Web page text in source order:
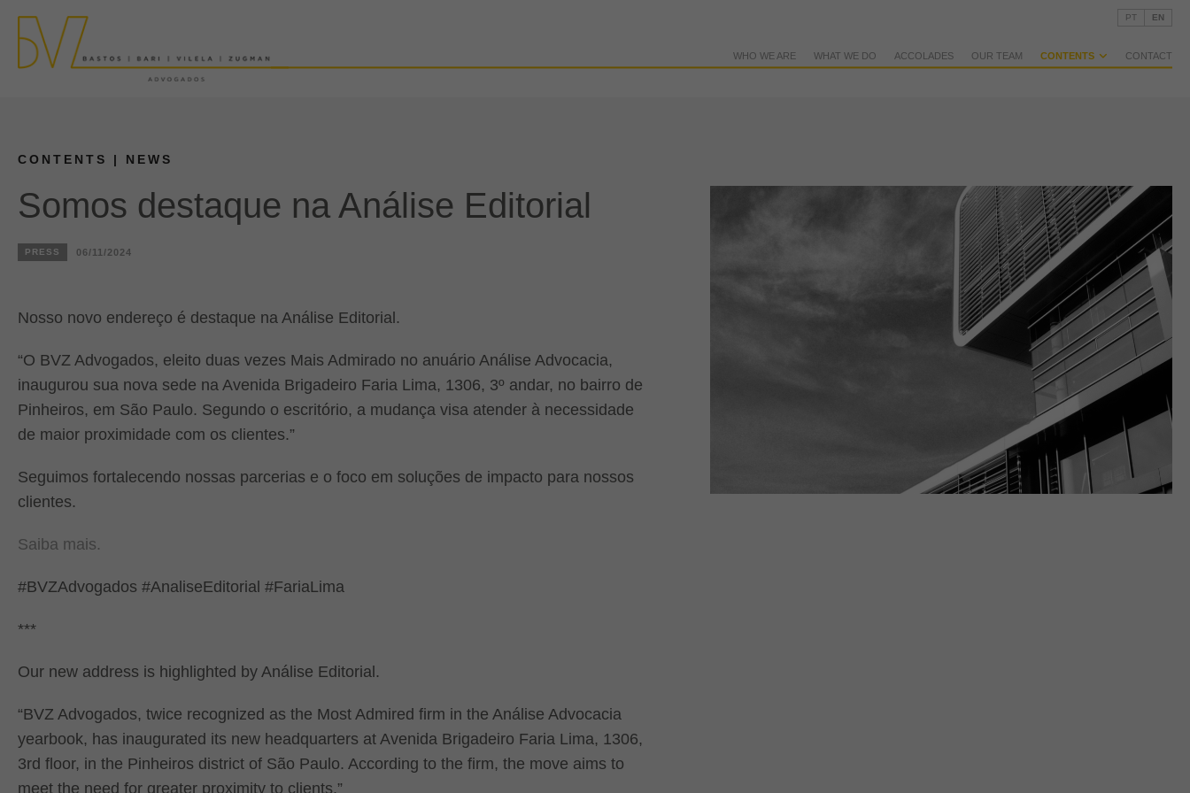
WHO WE ARE WHAT WE DO ACCOLADES OUR TEAM CONTENTS CONTACT
PT EN
CONTENTS | NEWS
Somos destaque na Análise Editorial
PRESS 06/11/2024
Nosso novo endereço é destaque na Análise Editorial.
“O BVZ Advogados, eleito duas vezes Mais Admirado no anuário Análise Advocacia,
inaugurou sua nova sede na Avenida Brigadeiro Faria Lima, 1306, 3º andar, no bairro de
Pinheiros, em São Paulo. Segundo o escritório, a mudança visa atender à necessidade
de maior proximidade com os clientes.”
Seguimos fortalecendo nossas parcerias e o foco em soluções de impacto para nossos
clientes.
Saiba mais.
#BVZAdvogados #AnaliseEditorial #FariaLima
***
Our new address is highlighted by Análise Editorial.
“BVZ Advogados, twice recognized as the Most Admired firm in the Análise Advocacia
yearbook, has inaugurated its new headquarters at Avenida Brigadeiro Faria Lima, 1306,
3rd floor, in the Pinheiros district of São Paulo. According to the firm, the move aims to
meet the need for greater proximity to clients.”